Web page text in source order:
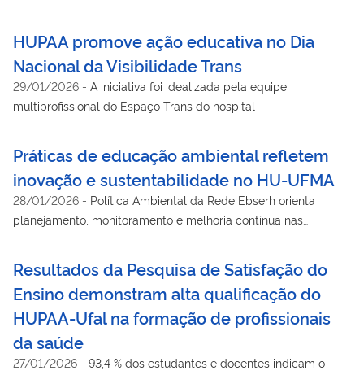
HUPAA promove ação educativa no Dia
Nacional da Visibilidade Trans
29/01/2026 - A iniciativa foi idealizada pela equipe
multiprofissional do Espaço Trans do hospital
Práticas de educação ambiental refletem
inovação e sustentabilidade no HU-UFMA
28/01/2026 - Política Ambiental da Rede Ebserh orienta
planejamento, monitoramento e melhoria contínua nas
Resultados da Pesquisa de Satisfação do
Ensino demonstram alta qualificação do
HUPAA-Ufal na formação de profissionais
da saúde
27/01/2026 - 93,4 % dos estudantes e docentes indicam o